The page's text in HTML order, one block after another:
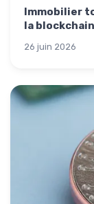
Immobilier
la
26 juin 2026